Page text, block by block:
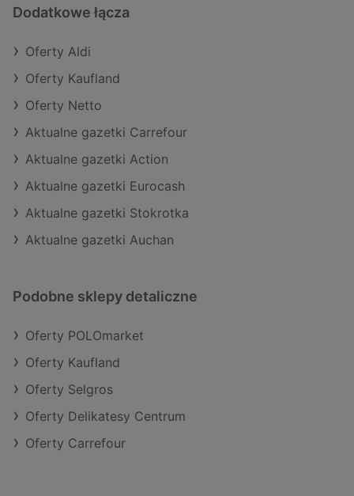
Dodatkowe łącza
Oferty Aldi
Oferty Kaufland
Oferty Netto
Aktualne gazetki Carrefour
Aktualne gazetki Action
Aktualne gazetki Eurocash
Aktualne gazetki Stokrotka
Aktualne gazetki Auchan
Podobne sklepy detaliczne
Oferty POLOmarket
Oferty Kaufland
Oferty Selgros
Oferty Delikatesy Centrum
Oferty Carrefour